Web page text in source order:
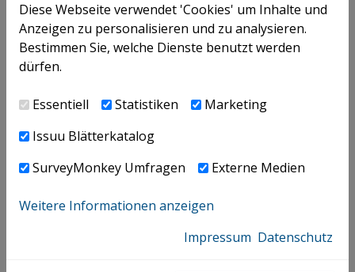
Platzer Günther
+43 / 732 / 69412 - 5578
Diese Webseite verwendet 'Cookies' um Inhalte und
Anzeigen zu personalisieren und zu analysieren.
Bestimmen Sie, welche Dienste benutzt werden
dürfen.
Essentiell Statistiken
Marketing
Issuu Blätterkatalog
SurveyMonkey Umfragen
Externe Medien
Weitere Informationen anzeigen
Impressum Datenschutz